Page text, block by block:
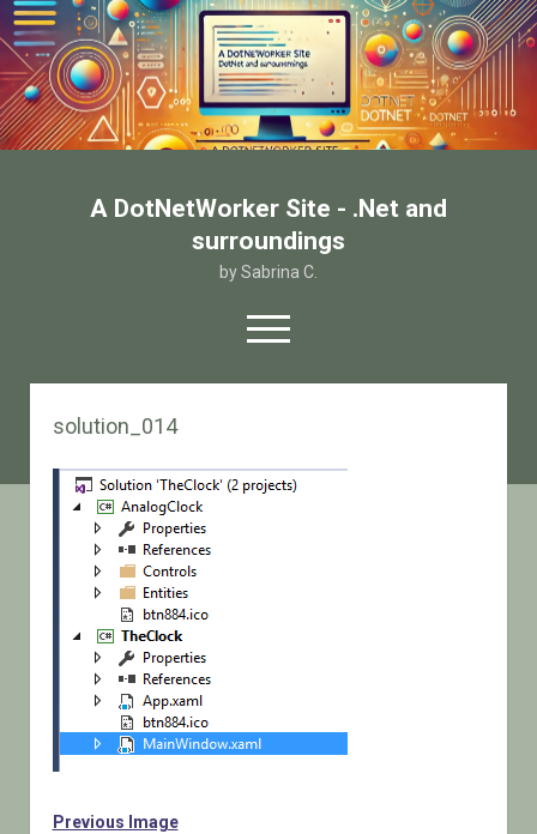
A DotNetWorker Site - .Net and
surroundings
by Sabrina C.
open
menu
twitterfacebook
email-form
Chi sono
solution_014
Previous Image